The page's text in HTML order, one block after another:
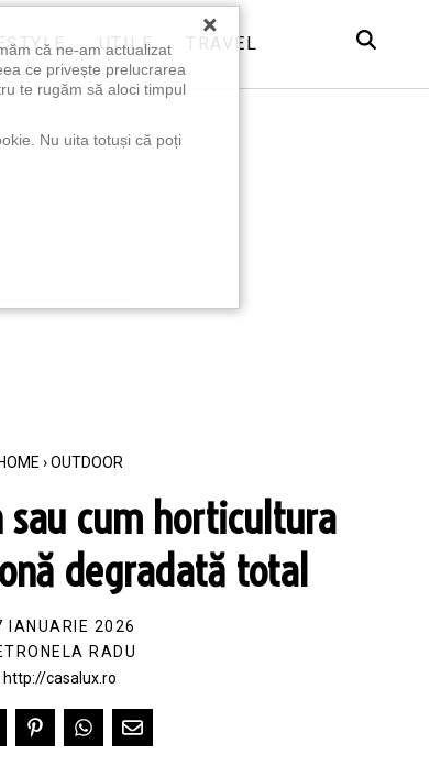
UTILE TRAVEL
HOME › OUTDOOR
sau cum horticultura
degradată total
IANUARIE 2026
RADU
http://casalux.ro
×
că ne-am actualizat
ce privește prelucrarea
te rugăm să aloci timpul
Nu uita totuși că poți